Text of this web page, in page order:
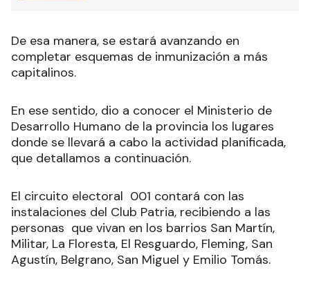
De esa manera, se estará avanzando en
completar esquemas de inmunización a más
capitalinos.
En ese sentido, dio a conocer el Ministerio de
Desarrollo Humano de la provincia los lugares
donde se llevará a cabo la actividad planificada,
que detallamos a continuación.
El circuito electoral 001 contará con las
instalaciones del Club Patria, recibiendo a las
personas que vivan en los barrios San Martín,
Militar, La Floresta, El Resguardo, Fleming, San
Agustín, Belgrano, San Miguel y Emilio Tomás.